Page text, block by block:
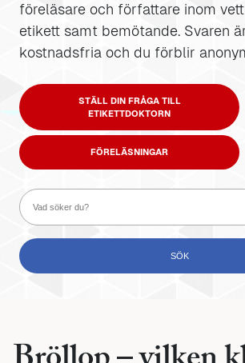
föreläsare och författare inom
etikett samt bemötande. Svaren
kostnadsfria och du förblir
STÄLL DIN FRÅGA TILL
ETIKETTDOKTORN
FÖRELÄSNINGAR